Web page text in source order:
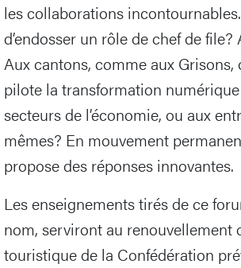
les collaborations
d’endosser un rôle de chef de file?
Aux cantons, comme aux Grisons,
pilote la transformation
secteurs de l’économie, ou aux
mêmes? En mouvement
propose des réponses innovantes.
Les enseignements tirés de ce
nom, serviront au renouvellement
touristique de la Confédération